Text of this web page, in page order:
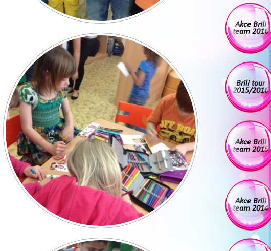
Akce Brili
team 2016
Brili tour
2015/2016
Akce Brili
team 2015
Akce Brili
team 2014